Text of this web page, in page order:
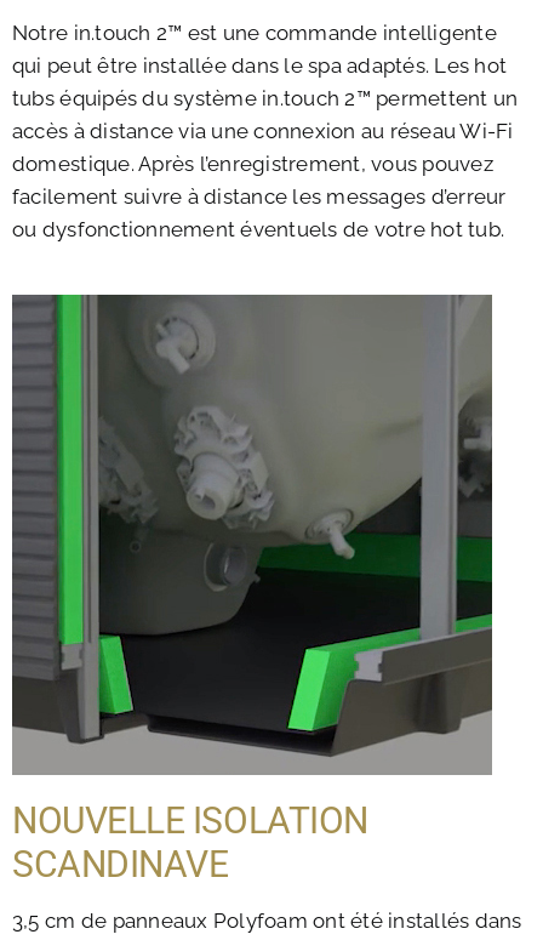
Notre in.touch 2™ est une commande intelligente
qui peut être installée dans le spa adaptés. Les hot
tubs équipés du système in.touch 2™ permettent un
accès à distance via une connexion au réseau Wi-Fi
domestique. Après l’enregistrement, vous pouvez
facilement suivre à distance les messages d’erreur
ou dysfonctionnement éventuels de votre hot tub.
NOUVELLE ISOLATION
SCANDINAVE
3,5 cm de panneaux Polyfoam ont été installés dans